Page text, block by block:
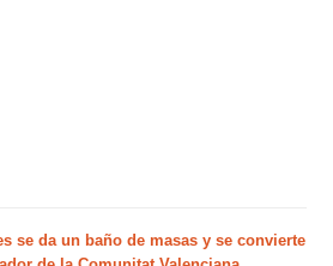
se da un baño de masas y se convierte